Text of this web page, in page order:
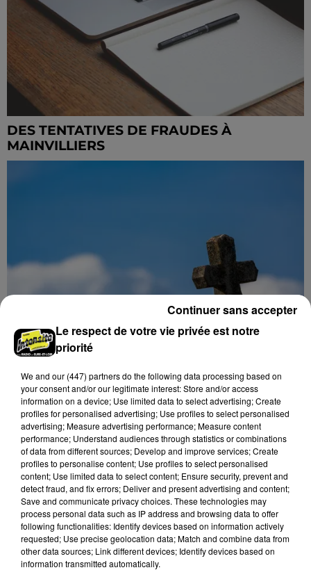
DES TENTATIVES DE FRAUDES À
MAINVILLIERS
DES VOLS À RÉPÉTITION DANS LE
CIMETIÈRE DE THIRON-GARDAIS
DERNIERES INFOS Voir plus
Le respect de votre vie privée est notre
priorité
We and our (447) partnersdo the following data processing based on
your consent and/or our legitimate interest: Store and/or access
information on a device; Use limited data to select advertising; Create
profiles for personalised advertising; Use profiles to select personalised
advertising; Measure advertising performance; Measure content
performance; Understand audiences through statistics or combinations
of data from different sources; Develop and improve services; Create
profiles to personalise content; Use profiles to select personalised
content; Use limited data to select content; Ensure security, prevent and
detect fraud, and fix errors; Deliver and present advertising and content;
Save and communicate privacy choices. These technologies may
process personal data such as IP address and browsing data to offer
following functionalities: Identify devices based on information actively
requested; Use precise geolocation data; Match and combine data from
other data sources; Link different devices; Identify devices based on
information transmitted automatically.
Continuer sans accepter